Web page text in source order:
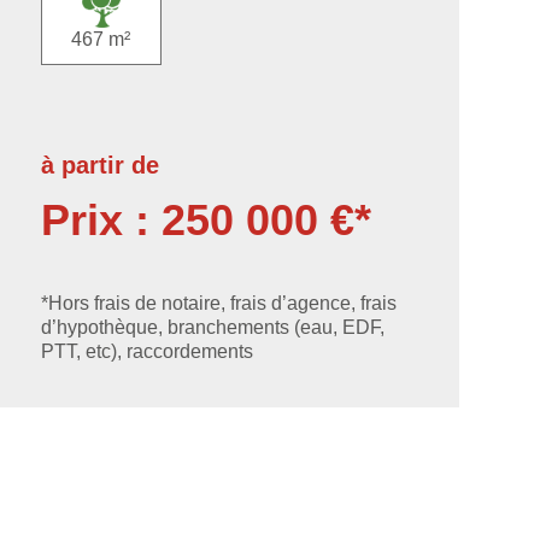
467 m²
à partir de
Prix : 250 000 €*
*Hors frais de notaire, frais d’agence, frais
d’hypothèque, branchements (eau, EDF,
PTT, etc), raccordements